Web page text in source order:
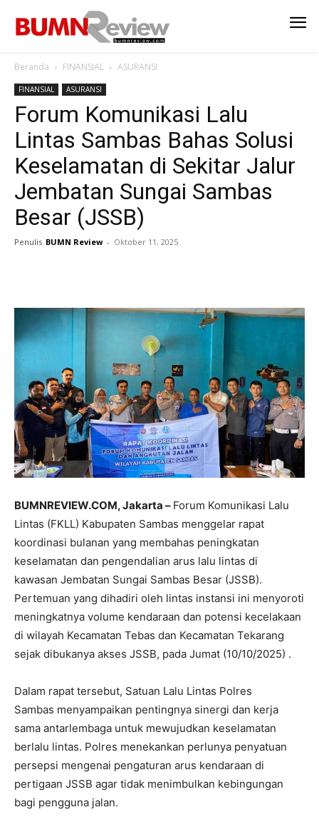
Beranda FINANSIAL ASURANSI
FINANSIAL ASURANSI
Forum Komunikasi Lalu
Lintas Sambas Bahas Solusi
Keselamatan di Sekitar Jalur
Jembatan Sungai Sambas
Besar (JSSB)
Penulis BUMN Review - Oktober 11, 2025
BUMNREVIEW.COM, Jakarta – Forum Komunikasi Lalu
Lintas (FKLL) Kabupaten Sambas menggelar rapat
koordinasi bulanan yang membahas peningkatan
keselamatan dan pengendalian arus lalu lintas di
kawasan Jembatan Sungai Sambas Besar (JSSB).
Pertemuan yang dihadiri oleh lintas instansi ini menyoroti
meningkatnya volume kendaraan dan potensi kecelakaan
di wilayah Kecamatan Tebas dan Kecamatan Tekarang
sejak dibukanya akses JSSB, pada Jumat (10/10/2025) .
Dalam rapat tersebut, Satuan Lalu Lintas Polres
Sambas menyampaikan pentingnya sinergi dan kerja
sama antarlembaga untuk mewujudkan keselamatan
berlalu lintas. Polres menekankan perlunya penyatuan
persepsi mengenai pengaturan arus kendaraan di
pertigaan JSSB agar tidak menimbulkan kebingungan
bagi pengguna jalan.